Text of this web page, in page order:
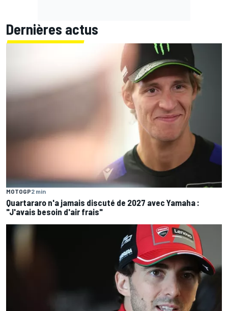
Dernières actus
MOTOGP2 min
Quartararo n'a jamais discuté de 2027 avec Yamaha :
"J'avais besoin d'air frais"